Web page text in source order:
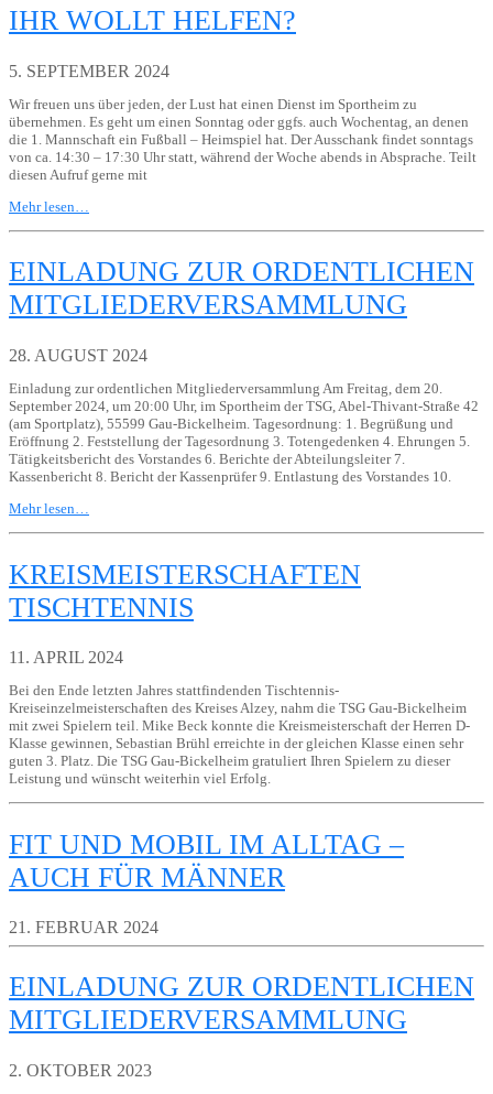
IHR WOLLT HELFEN?
5. SEPTEMBER 2024
Wir freuen uns über jeden, der Lust hat einen Dienst im Sportheim zu
übernehmen. Es geht um einen Sonntag oder ggfs. auch Wochentag, an denen
die 1. Mannschaft ein Fußball – Heimspiel hat. Der Ausschank findet sonntags
von ca. 14:30 – 17:30 Uhr statt, während der Woche abends in Absprache. Teilt
diesen Aufruf gerne mit
Mehr lesen…
EINLADUNG ZUR ORDENTLICHEN
MITGLIEDERVERSAMMLUNG
28. AUGUST 2024
Einladung zur ordentlichen Mitgliederversammlung Am Freitag, dem 20.
September 2024, um 20:00 Uhr, im Sportheim der TSG, Abel-Thivant-Straße 42
(am Sportplatz), 55599 Gau-Bickelheim. Tagesordnung: 1. Begrüßung und
Eröffnung 2. Feststellung der Tagesordnung 3. Totengedenken 4. Ehrungen 5.
Tätigkeitsbericht des Vorstandes 6. Berichte der Abteilungsleiter 7.
Kassenbericht 8. Bericht der Kassenprüfer 9. Entlastung des Vorstandes 10.
Mehr lesen…
KREISMEISTERSCHAFTEN
TISCHTENNIS
11. APRIL 2024
Bei den Ende letzten Jahres stattfindenden Tischtennis-
Kreiseinzelmeisterschaften des Kreises Alzey, nahm die TSG Gau-Bickelheim
mit zwei Spielern teil. Mike Beck konnte die Kreismeisterschaft der Herren D-
Klasse gewinnen, Sebastian Brühl erreichte in der gleichen Klasse einen sehr
guten 3. Platz. Die TSG Gau-Bickelheim gratuliert Ihren Spielern zu dieser
Leistung und wünscht weiterhin viel Erfolg.
FIT UND MOBIL IM ALLTAG –
AUCH FÜR MÄNNER
21. FEBRUAR 2024
EINLADUNG ZUR ORDENTLICHEN
MITGLIEDERVERSAMMLUNG
2. OKTOBER 2023